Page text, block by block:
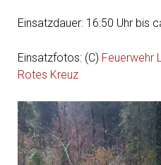
Einsatzdauer: 16:50 Uhr bis
Einsatzfotos: (C) Feuerwehr
Rotes Kreuz